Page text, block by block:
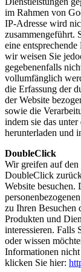
im Rahmen von
IP-Adresse wird
zusammengeführt.
eine
wir weisen Sie
gegebenenfalls
vollumfänglich
die Erfassung der
der Website
sowie die
indem sie das
herunterladen und
DoubleClick
Wir greifen auf
DoubleClick
Website
zu Ihren Besuchen
Produkten und
interessieren. Falls
oder wissen
Informationen
klicken Sie hier: